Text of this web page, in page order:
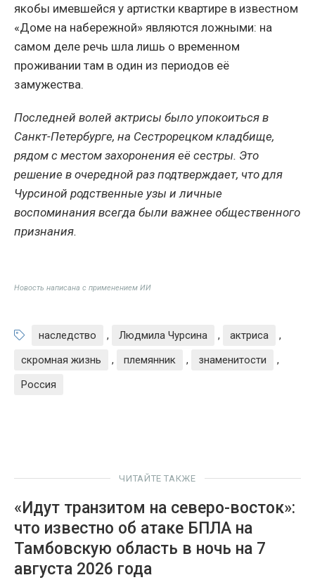
якобы имевшейся у артистки квартире в известном
«Доме на набережной» являются ложными: на
самом деле речь шла лишь о временном
проживании там в один из периодов её
замужества.
Последней волей актрисы было упокоиться в
Санкт-Петербурге, на Сестрорецком кладбище,
рядом с местом захоронения её сестры. Это
решение в очередной раз подтверждает, что для
Чурсиной родственные узы и личные
воспоминания всегда были важнее общественного
признания.
Новость написана с применением ИИ
наследство , Людмила Чурсина , актриса
,
скромная жизнь
, племянник , знаменитости
,
Россия
ЧИТАЙТЕ ТАКЖЕ
«Идут транзитом на северо-восток»:
что известно об атаке БПЛА на
Тамбовскую область в ночь на 7
августа 2026 года